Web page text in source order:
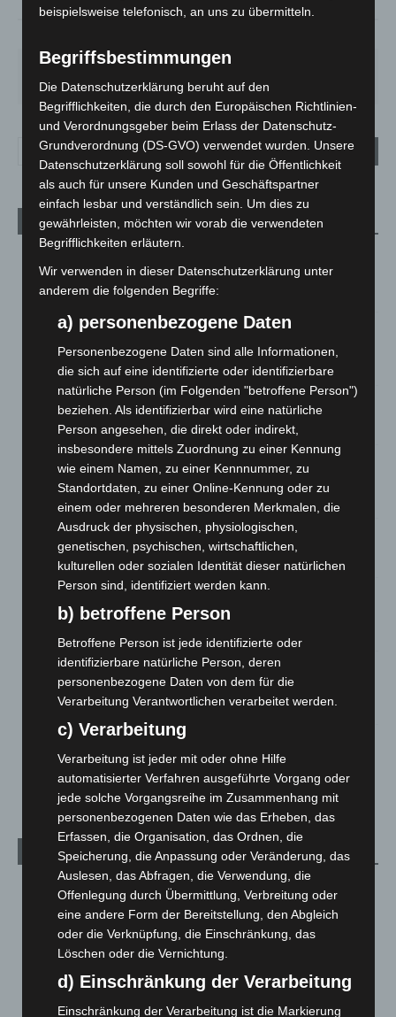
DO.
29°
FR.
24°
SA.
27° 31
Aktuelle Beiträge
Roten Kreuz
5. August 2026
Mann läuft mit Hockeyschläger über A7 – Polizei sucht
Zeugen
5. August 2026
Celle: Mensch stirbt bei Bagger-Unfall auf Baustelle
5. August 2026
Gasleitung bei McDonald’s-Umbau in Langenhagen
5. August 2026
Anklage nach Abschaltung von „Archetyp Market“ erhoben
3. August 2026
Hannover: Polizei stoppt 166 Trunkenheitsfahrten bei
Großkontrolle
Hannover Klassik Open Air 2026: Französische Oper im
Maschpark
2. August 2026
Schwarz Digits und Zscaler starten souveräne Cloud-
Sicherheitsplattform für Europa
2. August 2026
Kategorien
Blaulicht
Corona-News
Hannover und Region
Leserbriefe
beispielsweise telefonisch, an uns zu übermitteln.
Begriffsbestimmungen
Die Datenschutzerklärung beruht auf den
Begrifflichkeiten, die durch den Europäischen Richtlinien-
und Verordnungsgeber beim Erlass der Datenschutz-
Grundverordnung (DS-GVO) verwendet wurden. Unsere
Datenschutzerklärung soll sowohl für die Öffentlichkeit
als auch für unsere Kunden und Geschäftspartner
einfach lesbar und verständlich sein. Um dies zu
gewährleisten, möchten wir vorab die verwendeten
Begrifflichkeiten erläutern.
Wir verwenden in dieser Datenschutzerklärung unter
anderem die folgenden Begriffe:
a) personenbezogene Daten
Personenbezogene Daten sind alle Informationen,
die sich auf eine identifizierte oder identifizierbare
natürliche Person (im Folgenden "betroffene Person")
beziehen. Als identifizierbar wird eine natürliche
Person angesehen, die direkt oder indirekt,
insbesondere mittels Zuordnung zu einer Kennung
wie einem Namen, zu einer Kennnummer, zu
Standortdaten, zu einer Online-Kennung oder zu
einem oder mehreren besonderen Merkmalen, die
Ausdruck der physischen, physiologischen,
genetischen, psychischen, wirtschaftlichen,
kulturellen oder sozialen Identität dieser natürlichen
Person sind, identifiziert werden kann.
b) betroffene Person
Betroffene Person ist jede identifizierte oder
identifizierbare natürliche Person, deren
personenbezogene Daten von dem für die
Verarbeitung Verantwortlichen verarbeitet werden.
c) Verarbeitung
Verarbeitung ist jeder mit oder ohne Hilfe
automatisierter Verfahren ausgeführte Vorgang oder
jede solche Vorgangsreihe im Zusammenhang mit
personenbezogenen Daten wie das Erheben, das
Erfassen, die Organisation, das Ordnen, die
Speicherung, die Anpassung oder Veränderung, das
Auslesen, das Abfragen, die Verwendung, die
Offenlegung durch Übermittlung, Verbreitung oder
eine andere Form der Bereitstellung, den Abgleich
oder die Verknüpfung, die Einschränkung, das
Löschen oder die Vernichtung.
d) Einschränkung der Verarbeitung
Einschränkung der Verarbeitung ist die Markierung